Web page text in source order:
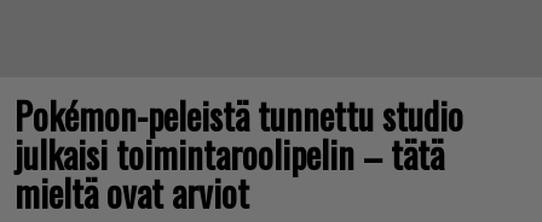
Pokémon-peleistä tunnettu studio
julkaisi toimintaroolipelin – tätä
mieltä ovat arviot